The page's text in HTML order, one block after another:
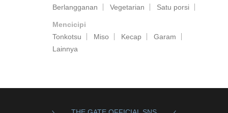
Berlangganan
Vegetarian Satu porsi
Mencicipi
Tonkotsu
Miso Kecap
Garam
Lainnya